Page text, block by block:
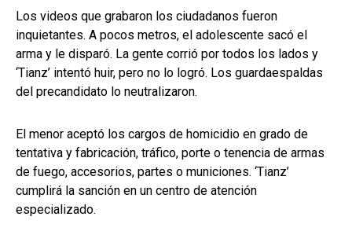
Los videos que grabaron los ciudadanos fueron
inquietantes. A pocos metros, el adolescente sacó el
arma y le disparó. La gente corrió por todos los lados y
‘Tianz’ intentó huir, pero no lo logró. Los guardaespaldas
del precandidato lo neutralizaron.
El menor aceptó los cargos de homicidio en grado de
tentativa y fabricación, tráfico, porte o tenencia de armas
de fuego, accesorios, partes o municiones. ‘Tianz’
cumplirá la sanción en un centro de atención
especializado.